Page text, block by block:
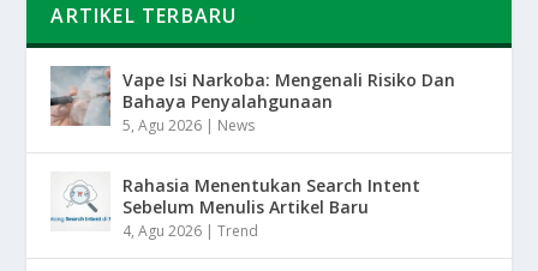
ARTIKEL TERBARU
Vape Isi Narkoba: Mengenali Risiko Dan
Bahaya Penyalahgunaan
5, Agu 2026 | News
Rahasia Menentukan Search Intent
Sebelum Menulis Artikel Baru
4, Agu 2026 |Trend